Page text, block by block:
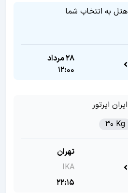
هتل به انتخاب شما
28 مرداد
12:00
ایران ایرتور
30 Kg
تهران
IKA
22:15